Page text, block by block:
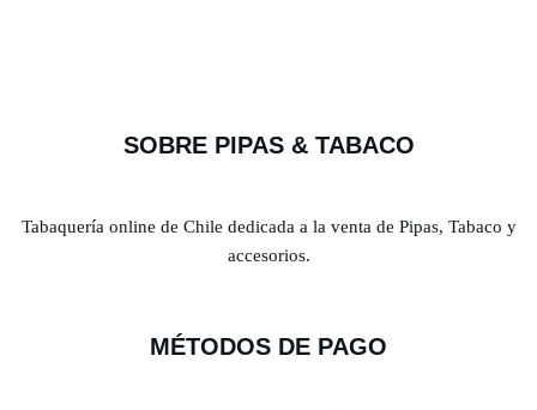
SOBRE PIPAS & TABACO
Tabaquería online de Chile dedicada a la venta de Pipas, Tabaco y
accesorios.
MÉTODOS DE PAGO